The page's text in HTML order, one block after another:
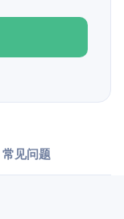
常见问题